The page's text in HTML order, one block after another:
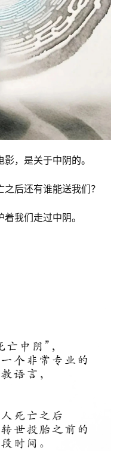
，是关于中阴的。
后还有谁能送我们？
我们走过中阴。